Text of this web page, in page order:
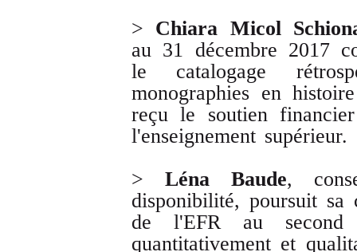
> Chiara Micol
au 31 décembre 2017
le catalogage
monographies en
reçu le soutien
l'enseignement supérieur.
> Léna Baude,
disponibilité, poursuit sa
de l'EFR au second
quantitativement et